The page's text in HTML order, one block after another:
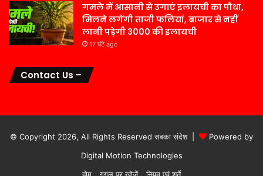
गमले में आसानी से उगाएं इलायची का पौधा,
मिलने लगेंगी ताजी फलियां, बाजार से नहीं
लानी पड़ेगी 3000 की इलायची
17 घंटे ago
Contact Us –
© Copyright 2026, All Rights Reserved सबका संदेश |
Powered by
Digital Motion Technologies